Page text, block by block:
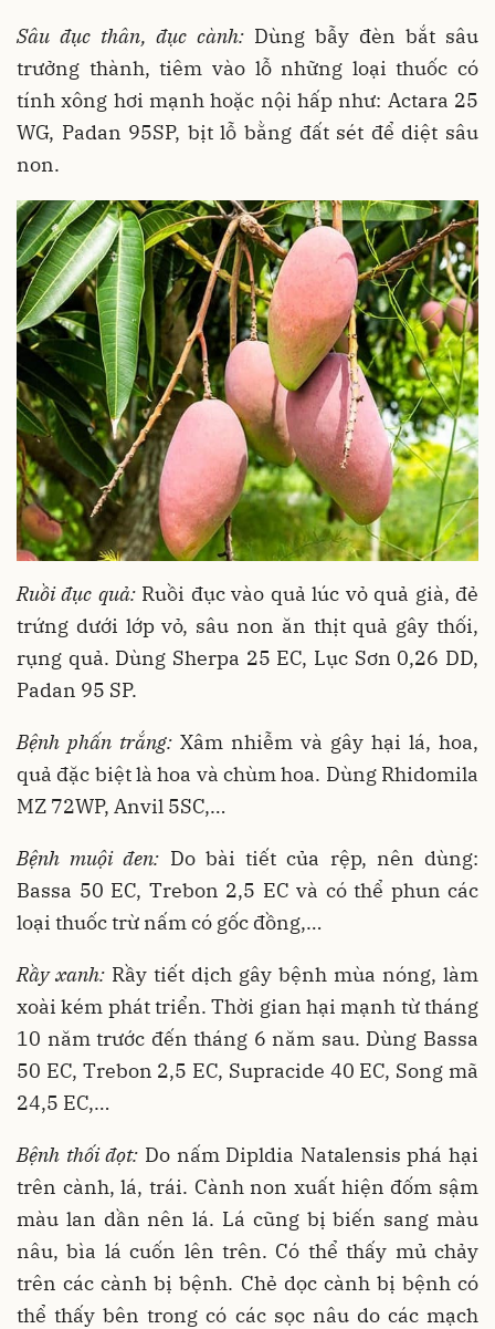
Sâu đục thân, đục cành: Dùng bẫy đèn bắt sâu
trưởng thành, tiêm vào lỗ những loại thuốc có
tính xông hơi mạnh hoặc nội hấp như: Actara 25
WG, Padan 95SP, bịt lỗ bằng đất sét để diệt sâu
non.
Ruồi đục quả:Ruồi đục vào quả lúc vỏ quả già, đẻ
trứng dưới lớp vỏ, sâu non ăn thịt quả gây thối,
rụng quả. Dùng Sherpa 25 EC, Lục Sơn 0,26 DD,
Padan 95 SP.
Bệnh phấn trắng: Xâm nhiễm và gây hại lá, hoa,
quả đặc biệt là hoa và chùm hoa. Dùng Rhidomila
MZ 72WP, Anvil 5SC,…
Bệnh muội đen: Do bài tiết của rệp, nên dùng:
Bassa 50 EC, Trebon 2,5 EC và có thể phun các
loại thuốc trừ nấm có gốc đồng,…
Rầy xanh: Rầy tiết dịch gây bệnh mùa nóng, làm
xoài kém phát triển. Thời gian hại mạnh từ tháng
10 năm trước đến tháng 6 năm sau. Dùng Bassa
50 EC, Trebon 2,5 EC, Supracide 40 EC, Song mã
24,5 EC,…
Bệnh thối đọt: Do nấm Dipldia Natalensis phá hại
trên cành, lá, trái. Cành non xuất hiện đốm sậm
màu lan dần nên lá. Lá cũng bị biến sang màu
nâu, bìa lá cuốn lên trên. Có thể thấy mủ chảy
trên các cành bị bệnh. Chẻ dọc cành bị bệnh có
thể thấy bên trong có các sọc nâu do các mạch